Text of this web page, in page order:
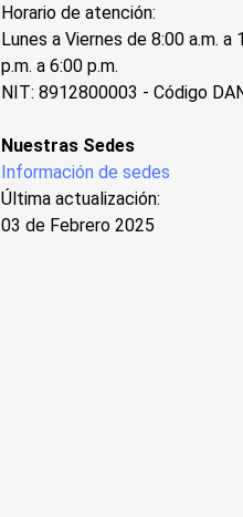
Horario de atención:
Lunes a Viernes de 8:00 a.m. a
p.m. a 6:00 p.m.
NIT: 8912800003 - Código
Nuestras Sedes
Información de sedes
Última actualización:
03 de Febrero 2025